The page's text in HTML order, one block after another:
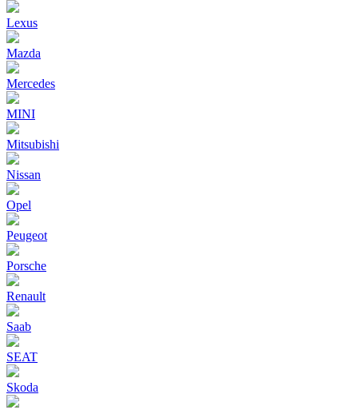
Lexus
Mazda
Mercedes
MINI
Mitsubishi
Nissan
Opel
Peugeot
Porsche
Renault
Saab
SEAT
Skoda